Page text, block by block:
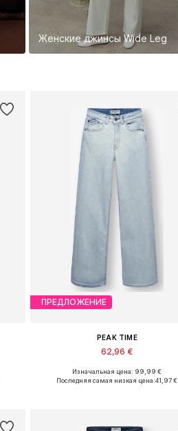
Женские джинсы Wide Leg
ПРЕДЛОЖЕНИЕ
PEAK TIME
62,96 €
Доступно множество размеров
Изначальная цена: 99,99 €
Последняя самая низкая цена:41,97 €